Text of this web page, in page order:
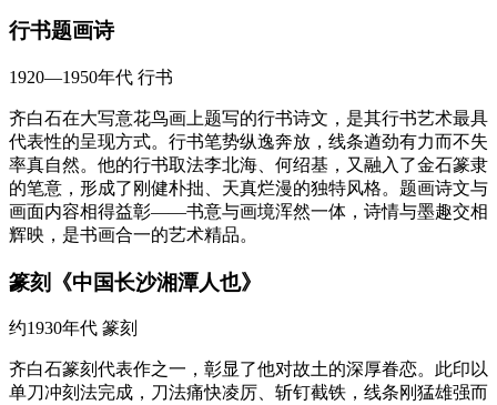
行书题画诗
1920—1950年代 行书
齐白石在大写意花鸟画上题写的行书诗文，是其行书艺术最具
代表性的呈现方式。行书笔势纵逸奔放，线条遒劲有力而不失
率真自然。他的行书取法李北海、何绍基，又融入了金石篆隶
的笔意，形成了刚健朴拙、天真烂漫的独特风格。题画诗文与
画面内容相得益彰——书意与画境浑然一体，诗情与墨趣交相
辉映，是书画合一的艺术精品。
篆刻《中国长沙湘潭人也》
约1930年代 篆刻
齐白石篆刻代表作之一，彰显了他对故土的深厚眷恋。此印以
单刀冲刻法完成，刀法痛快凌厉、斩钉截铁，线条刚猛雄强而